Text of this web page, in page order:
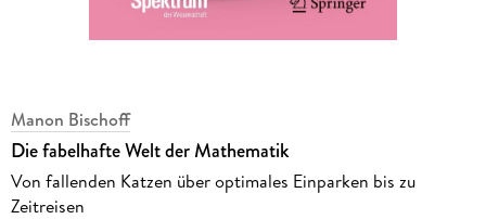
Manon Bischoff
Die fabelhafte Welt der Mathematik
Von fallenden Katzen über optimales Einparken bis zu
Zeitreisen